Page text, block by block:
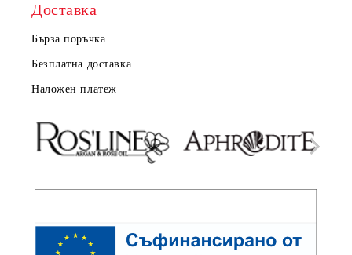
Доставка
Бърза поръчка
Безплатна доставка
Наложен платеж